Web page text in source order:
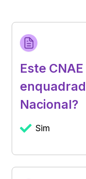
Este
Nacional?
Sim